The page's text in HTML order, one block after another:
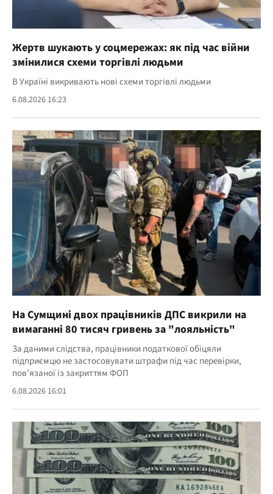
Жертв шукають у соцмережах: як під час війни
змінилися схеми торгівлі людьми
В Україні викривають нові схеми торгівлі людьми
6.08.2026 16:23
На Сумщині двох працівників ДПС викрили на
вимаганні 80 тисяч гривень за "лояльність"
За даними слідства, працівники податкової обіцяли
підприємцю не застосовувати штрафи під час перевірки,
пов’язаної із закриттям ФОП
6.08.2026 16:01